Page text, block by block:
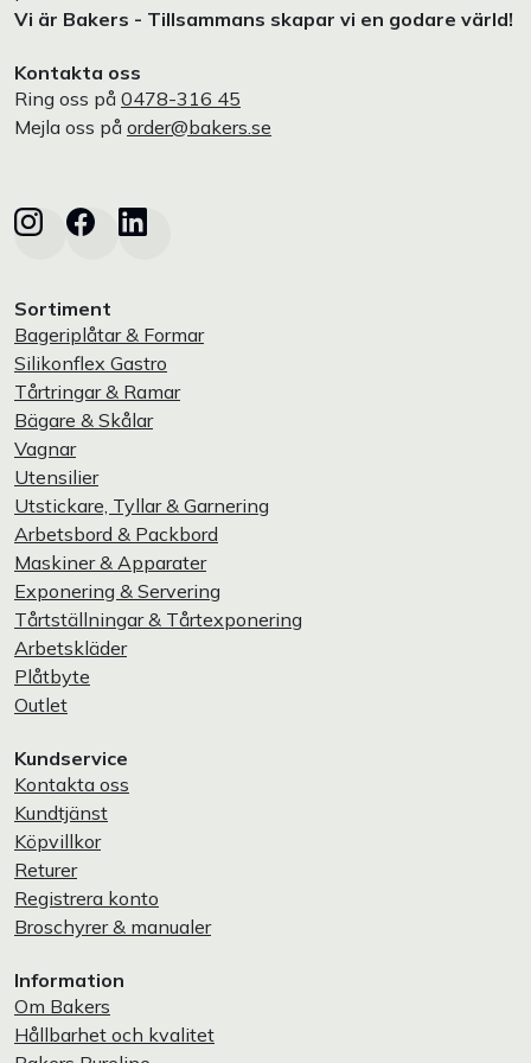
Vi är Bakers - Tillsammans skapar vi en godare värld!
Kontakta oss
Ring oss på 0478-316 45
Mejla oss på order@bakers.se
Sortiment
Bageriplåtar & Formar
Silikonflex Gastro
Tårtringar & Ramar
Bägare & Skålar
Vagnar
Utensilier
Utstickare, Tyllar & Garnering
Arbetsbord & Packbord
Maskiner & Apparater
Exponering & Servering
Tårtställningar & Tårtexponering
Arbetskläder
Plåtbyte
Outlet
Kundservice
Kontakta oss
Kundtjänst
Köpvillkor
Returer
Registrera konto
Broschyrer & manualer
Information
Om Bakers
Hållbarhet och kvalitet